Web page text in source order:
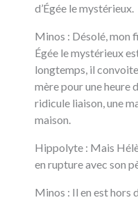
d’Égée le mystérieux.
Minos : Désolé, mon
Égée le mystérieux
longtemps, il
mère pour une heure
ridicule liaison, une
maison.
Hippolyte : Mais
en rupture avec son
Minos : Il en est hors